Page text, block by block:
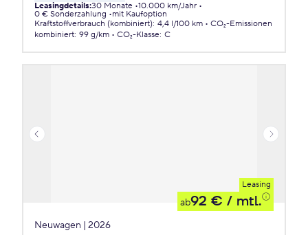
Leasingdetails:30 Monate 10.000 km/Jahr
0 € Sonderzahlung
mit Kaufoption
Kraftstoffverbrauch (kombiniert): 4,4 l/100 km
CO₂-Emissionen
kombiniert: 99 g/km CO₂-Klasse: C
Leasing
ab92 € / mtl.
Neuwagen | 2026